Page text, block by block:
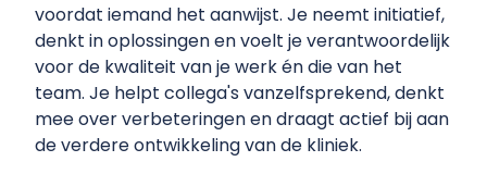
voordat iemand het aanwijst. Je neemt initiatief,
denkt in oplossingen en voelt je verantwoordelijk
voor de kwaliteit van je werk én die van het
team. Je helpt collega's vanzelfsprekend, denkt
mee over verbeteringen en draagt actief bij aan
de verdere ontwikkeling van de kliniek.